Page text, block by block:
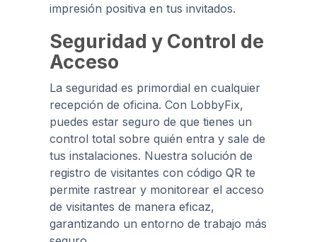
impresión positiva en tus invitados.
Seguridad y Control de
Acceso
La seguridad es primordial en cualquier
recepción de oficina. Con LobbyFix,
puedes estar seguro de que tienes un
control total sobre quién entra y sale de
tus instalaciones. Nuestra solución de
registro de visitantes con código QR te
permite rastrear y monitorear el acceso
de visitantes de manera eficaz,
garantizando un entorno de trabajo más